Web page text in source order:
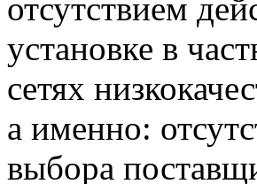
отсутствием
установке в
сетях
а именно:
выбора